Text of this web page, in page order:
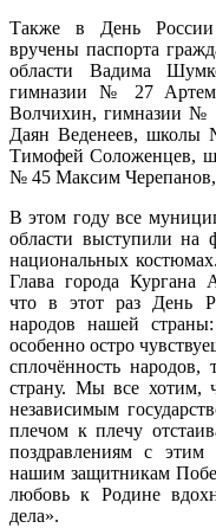
Также в День
вручены паспорта
области Вадима
гимназии № 27
Волчихин, гимназии
Даян Веденеев,
Тимофей Соложенцев,
№ 45 Максим
В этом году все
области выступили на
национальных
Глава города Кургана
что в этот раз День
народов нашей
особенно остро
сплочённость
страну. Мы все хотим,
независимым
плечом к плечу
поздравлениям с этим
нашим защитникам
любовь к Родине
дела».